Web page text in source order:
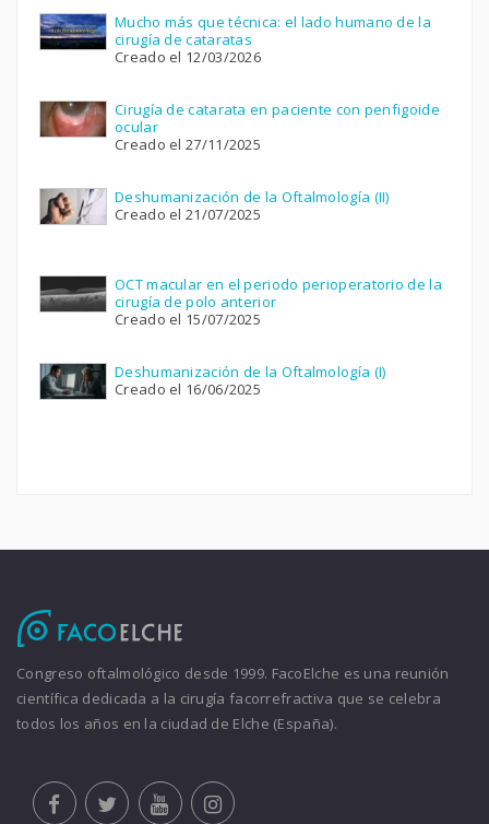
Mucho más que técnica: el lado humano de la
cirugía de cataratas
Creado el 12/03/2026
Cirugía de catarata en paciente con penfigoide
ocular
Creado el 27/11/2025
Deshumanización de la Oftalmología (II)
Creado el 21/07/2025
OCT macular en el periodo perioperatorio de la
cirugía de polo anterior
Creado el 15/07/2025
Deshumanización de la Oftalmología (I)
Creado el 16/06/2025
Congreso oftalmológico desde 1999. FacoElche es una reunión
científica dedicada a la cirugía facorrefractiva que se celebra
todos los años en la ciudad de Elche (España).